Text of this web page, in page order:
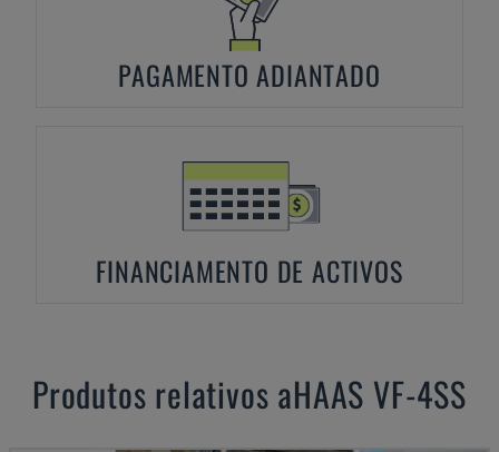
PAGAMENTO ADIANTADO
FINANCIAMENTO DE ACTIVOS
Produtos relativos aHAAS VF-4SS